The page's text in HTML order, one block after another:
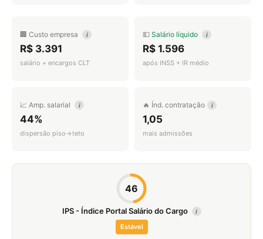
🏢 Custo empresa i
R$ 3.391
salário + encargos CLT
💵 Salário líquido i
R$ 1.596
após INSS + IR médio
📈 Amp. salarial i
44%
dispersão piso→teto
🔥 Índ. contratação i
1,05
mais admissões
46
IPS - Índice Portal Salário do Cargo i
Estável